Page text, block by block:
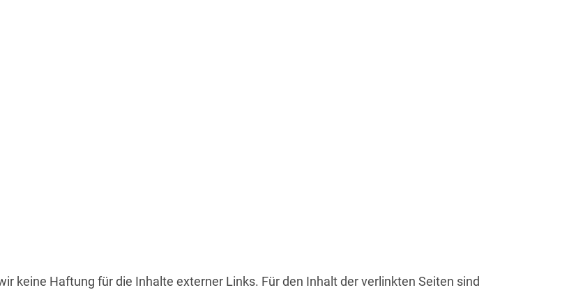
keine Haftung für die Inhalte externer Links. Für den Inhalt der verlinkten Seiten sind